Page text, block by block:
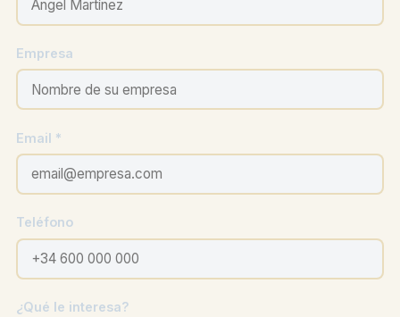
Empresa
Email *
Teléfono
¿Qué le interesa?